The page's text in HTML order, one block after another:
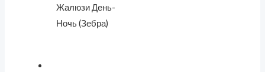
Жалюзи День-
Ночь (Зебра)